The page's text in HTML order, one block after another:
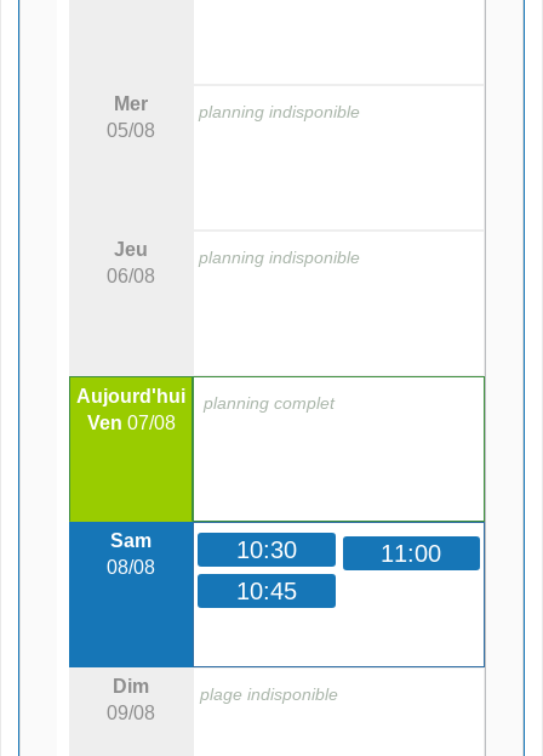
Mer
05/08
Jeu
06/08
Aujourd'hui
Ven 07/08
Sam
08/08
Dim
09/08
planning indisponible
planning indisponible
planning complet
10:30
10:45
11:00
plage indisponible